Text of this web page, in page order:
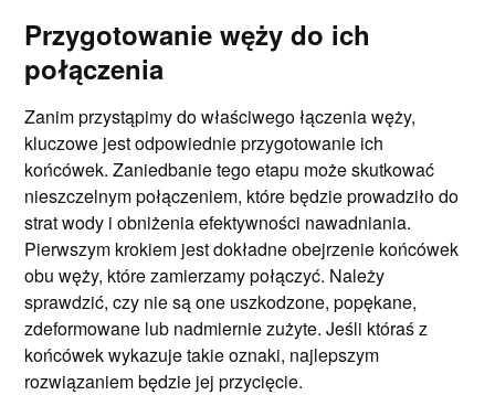
Przygotowanie węży do ich
połączenia
Zanim przystąpimy do właściwego łączenia węży,
kluczowe jest odpowiednie przygotowanie ich
końcówek. Zaniedbanie tego etapu może skutkować
nieszczelnym połączeniem, które będzie prowadziło do
strat wody i obniżenia efektywności nawadniania.
Pierwszym krokiem jest dokładne obejrzenie końcówek
obu węży, które zamierzamy połączyć. Należy
sprawdzić, czy nie są one uszkodzone, popękane,
zdeformowane lub nadmiernie zużyte. Jeśli któraś z
końcówek wykazuje takie oznaki, najlepszym
rozwiązaniem będzie jej przycięcie.